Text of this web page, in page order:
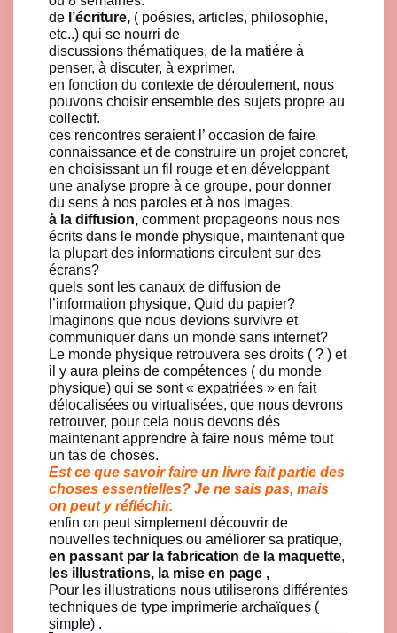
de l’écriture, ( poésies, articles, philosophie,
etc..) qui se nourri de
discussions thématiques, de la matiére à
penser, à discuter, à exprimer.
en fonction du contexte de déroulement, nous
pouvons choisir ensemble des sujets propre au
collectif.
ces rencontres seraient l’ occasion de faire
connaissance et de construire un projet concret,
en choisissant un fil rouge et en développant
une analyse propre à ce groupe, pour donner
du sens à nos paroles et à nos images.
à la diffusion, comment propageons nous nos
écrits dans le monde physique, maintenant que
la plupart des informations circulent sur des
écrans?
quels sont les canaux de diffusion de
l’information physique, Quid du papier?
Imaginons que nous devions survivre et
communiquer dans un monde sans internet?
Le monde physique retrouvera ses droits ( ? ) et
il y aura pleins de compétences ( du monde
physique) qui se sont « expatriées » en fait
délocalisées ou virtualisées, que nous devrons
retrouver, pour cela nous devons dés
maintenant apprendre à faire nous même tout
un tas de choses.
Est ce que savoir faire un livre fait partie des
choses essentielles? Je ne sais pas, mais
on peut y réfléchir.
enfin on peut simplement découvrir de
nouvelles techniques ou améliorer sa pratique,
en passant par la fabrication de la maquette,
les illustrations, la mise en page ,
Pour les illustrations nous utiliserons différentes
techniques de type imprimerie archaïques (
simple) .